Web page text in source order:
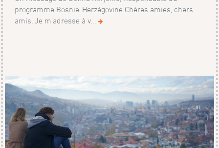
programme Bosnie-Herzégovine Chères amies, chers
amis, Je m’adresse à v...